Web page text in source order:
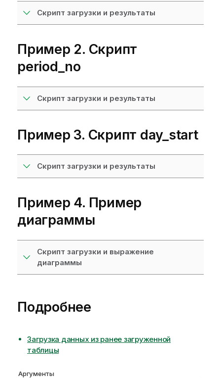
Скрипт загрузки и результаты
Пример 2. Скрипт
period_no
Скрипт загрузки и результаты
Пример 3. Скрипт day_start
Скрипт загрузки и результаты
Пример 4. Пример
диаграммы
Скрипт загрузки и выражение
диаграммы
Подробнее
Загрузка данных из ранее загруженной
таблицы
Аргументы